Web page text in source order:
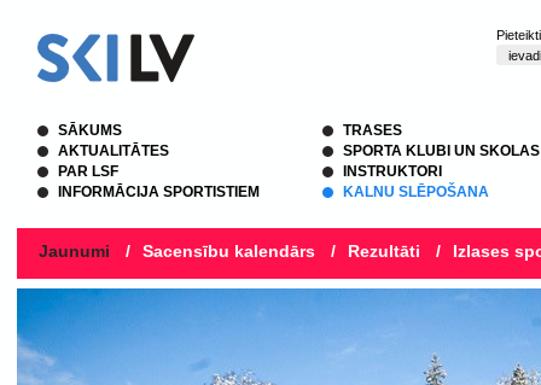
SĀKUMS
AKTUALITĀTES
PAR LSF
INFORMĀCIJA SPORTISTIEM
TRASES
SPORTA KLUBI UN SKOLAS
INSTRUKTORI
KALNU SLĒPOŠANA
Jaunumi / Sacensību kalendārs / Rezultāti / Izlases